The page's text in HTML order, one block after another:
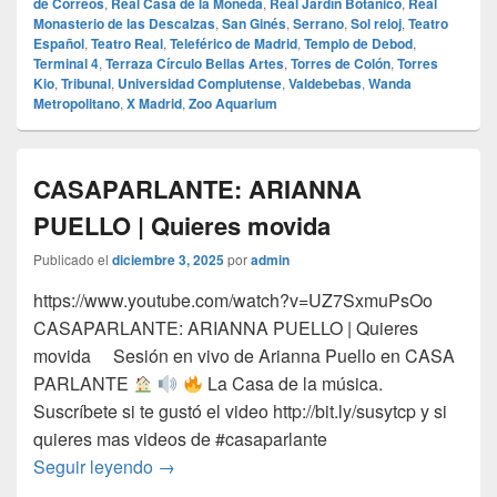
Monasterio de las Descalzas, San Ginés, Serrano, Sol reloj, Teatro
Español, Teatro Real, Teleférico de Madrid, Templo de Debod,
Terminal 4, Terraza Círculo Bellas Artes, Torres de Colón, Torres
Kio, Tribunal, Universidad Complutense, Valdebebas, Wanda
Metropolitano, X Madrid, Zoo Aquarium
CASAPARLANTE: ARIANNA
PUELLO | Quieres movida
Publicado el diciembre 3, 2025poradmin
https://www.youtube.com/watch?v=UZ7SxmuPsOo
CASAPARLANTE: ARIANNA PUELLO | Quieres
movida Sesión en vivo de Arianna Puello en CASA
PARLANTE
La Casa de la música.
Suscríbete si te gustó el video http://bit.ly/susytcp y si
quieres mas videos de #casaparlante
Seguir leyendo CASAPARLANTE: ARIANNA PUELLO |
→